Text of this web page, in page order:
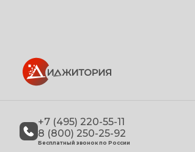
+7 (495) 220-55-11
8 (800) 250-25-92
Бесплатный звонок по России